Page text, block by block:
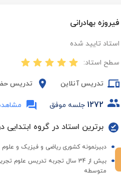
فیروزه بهادرانی
استاد تایید شده
سطح استاد:
تدریس آنلاین تدریس
1272 جلسه موفق مشاهده 117
برترین استاد در گروه ابتدایی در
دبیرنمونه کشوری ریاضی و فیزیک و علوم
بیش از 34 سال تجربه تدریس
متوسطه